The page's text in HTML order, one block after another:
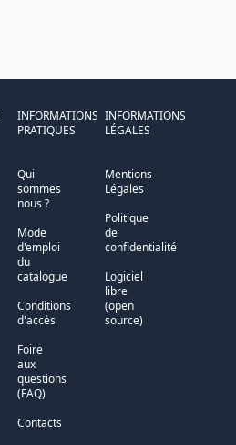
INFORMATIONS
PRATIQUES
Qui
sommes
nous ?
Mode
d'emploi
du
catalogue
Conditions
d'accès
Foire
aux
questions
(FAQ)
Contacts
INFORMATIONS
LÉGALES
Mentions
Légales
Politique
de
confidentialité
Logiciel
libre
(open
source)